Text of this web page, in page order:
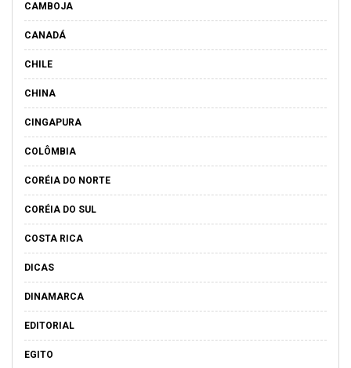
CAMBOJA
CANADÁ
CHILE
CHINA
CINGAPURA
COLÔMBIA
CORÉIA DO NORTE
CORÉIA DO SUL
COSTA RICA
DICAS
DINAMARCA
EDITORIAL
EGITO